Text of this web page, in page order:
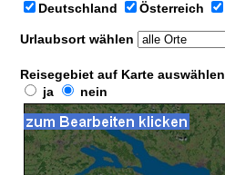
Urlaubsort wählen
Deutschland Österreich
Reisegebiet auf Karte auswählen
ja
nein